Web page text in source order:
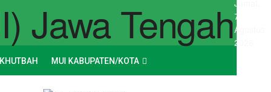
Jumat,
7
Agustus
2026
KHUTBAH MUI KABUPATEN/KOTA